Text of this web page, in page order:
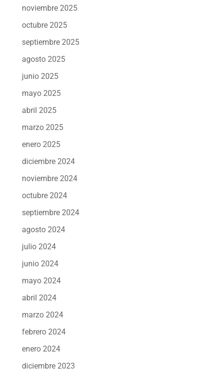
noviembre 2025
octubre 2025
septiembre 2025
agosto 2025
junio 2025
mayo 2025
abril 2025
marzo 2025
enero 2025
diciembre 2024
noviembre 2024
octubre 2024
septiembre 2024
agosto 2024
julio 2024
junio 2024
mayo 2024
abril 2024
marzo 2024
febrero 2024
enero 2024
diciembre 2023